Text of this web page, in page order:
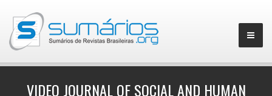
VIDEO JOURNAL OF SOCIAL AND HUMAN